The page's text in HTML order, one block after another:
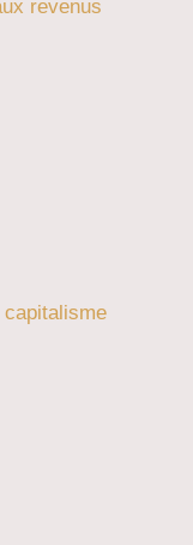
revenus